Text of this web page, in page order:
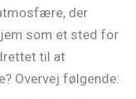
der
som et sted for
til at
Overvej følgende: